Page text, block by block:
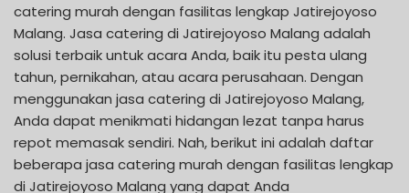
catering murah dengan fasilitas lengkap Jatirejoyoso
Malang. Jasa catering di Jatirejoyoso Malang adalah
solusi terbaik untuk acara Anda, baik itu pesta ulang
tahun, pernikahan, atau acara perusahaan. Dengan
menggunakan jasa catering di Jatirejoyoso Malang,
Anda dapat menikmati hidangan lezat tanpa harus
repot memasak sendiri. Nah, berikut ini adalah daftar
beberapa jasa catering murah dengan fasilitas lengkap
di Jatirejoyoso Malang yang dapat Anda